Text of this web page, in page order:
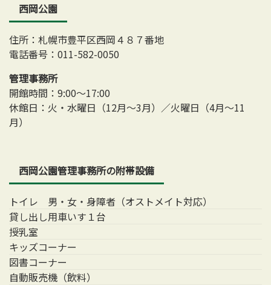
西岡公園
住所：札幌市豊平区西岡４８７番地
電話番号：011-582-0050
管理事務所
開館時間：9:00～17:00
休館日：火・水曜日（12月～3月）／火曜日（4月～11
月）
西岡公園管理事務所の附帯設備
トイレ 男・女・身障者（オストメイト対応）
貸し出し用車いす１台
授乳室
キッズコーナー
図書コーナー
自動販売機（飲料）